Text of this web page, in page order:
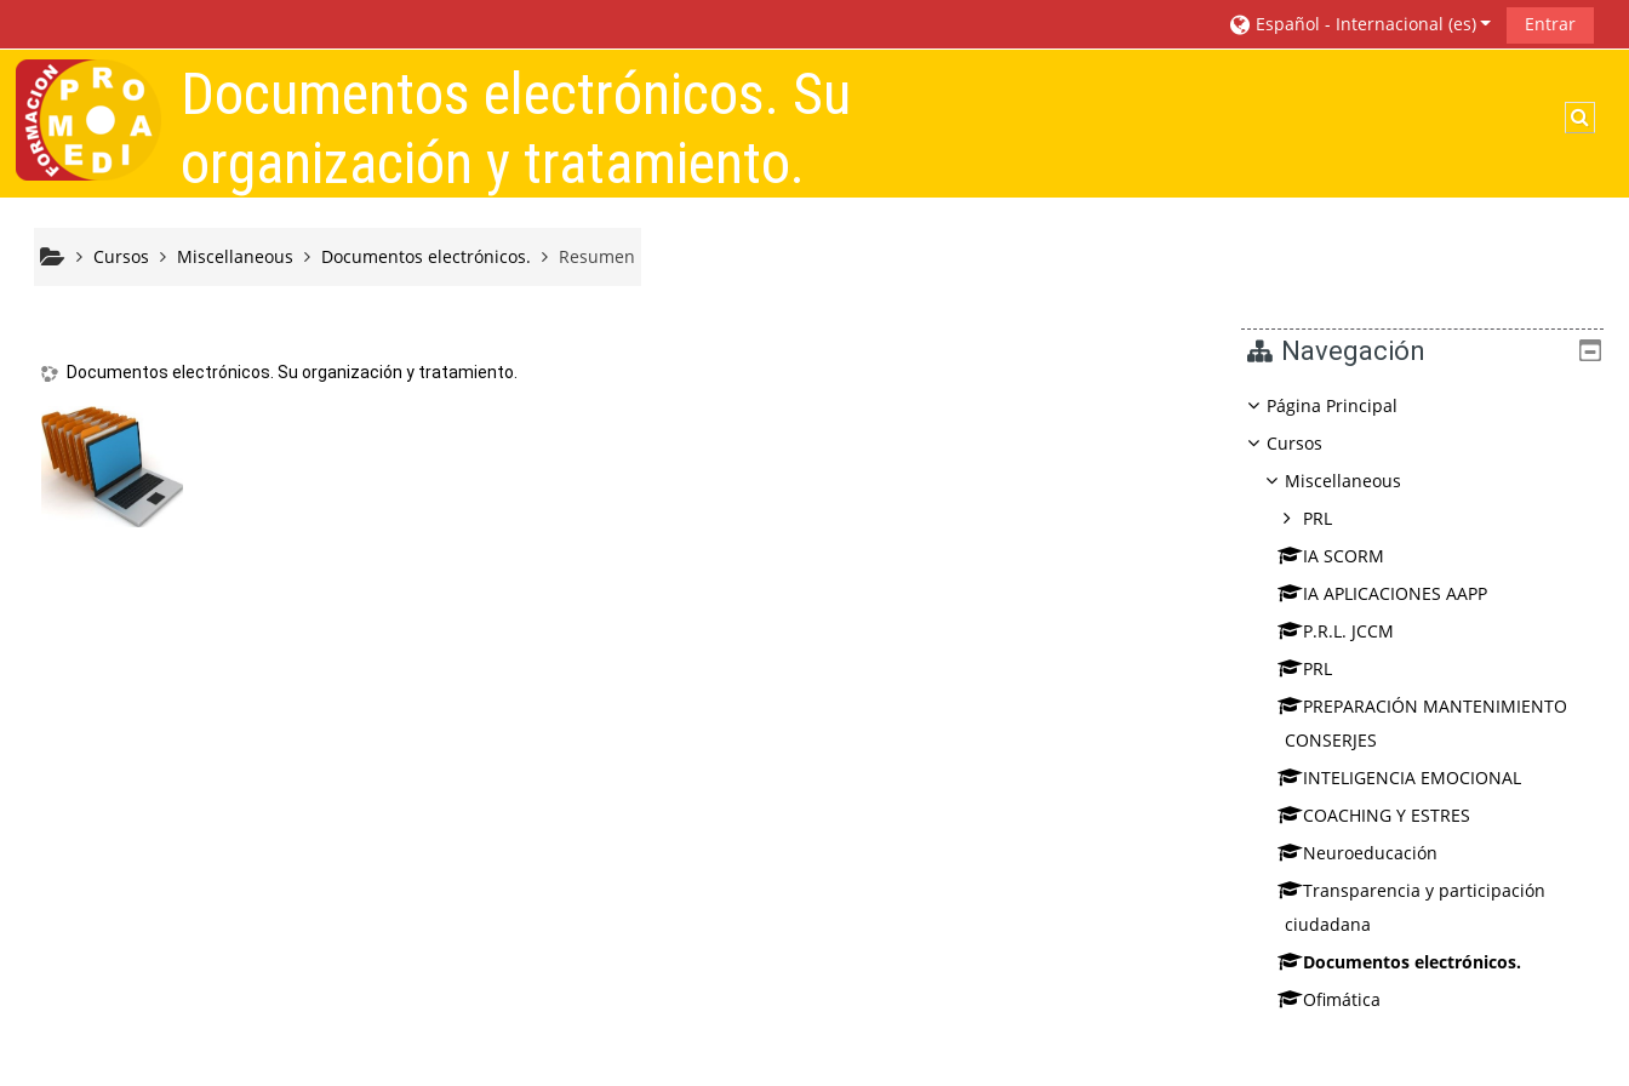
Español - Internacional ‎(es)‎ Entrar
Documentos electrónicos. Su
organización y tratamiento.
Cursos Miscellaneous Documentos electrónicos. Resumen
Documentos electrónicos. Su organización y tratamiento.
Navegación
Página Principal
Cursos
Miscellaneous
PRL
IA SCORM
IA APLICACIONES AAPP
P.R.L. JCCM
PRL
PREPARACIÓN MANTENIMIENTO
CONSERJES
INTELIGENCIA EMOCIONAL
COACHING Y ESTRES
Neuroeducación
Transparencia y participación
ciudadana
Documentos electrónicos.
Ofimática